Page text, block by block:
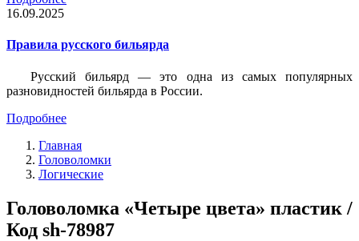
16.09.2025
Правила русского бильярда
Русский бильярд — это одна из самых популярных
разновидностей бильярда в России.
Подробнее
Главная
Головоломки
Логические
Головоломка «Четыре цвета» пластик /
Код sh-78987